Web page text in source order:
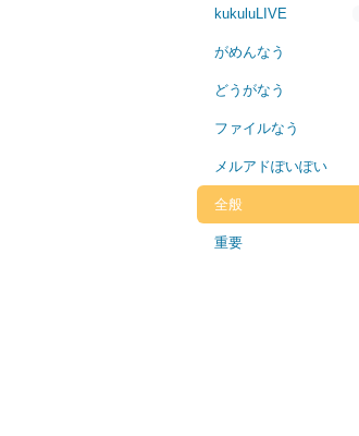
kukuluLIVE
がめんなう
どうがなう
ファイルなう
メルアドぽいぽい
全般
重要